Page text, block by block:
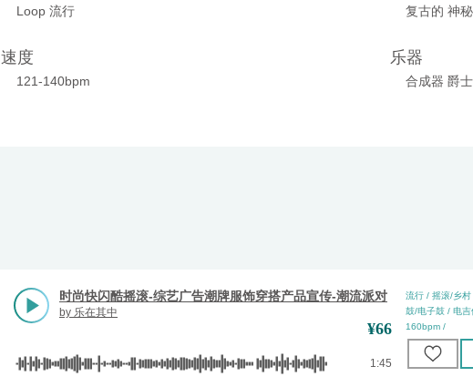
Loop 流行 复古的 神
速度
121-140bpm
乐器
合成器 爵
时尚快闪酷摇滚-综艺广告潮牌服饰穿搭产品宣传-潮流派对
by 乐在其中
¥66
1:45
流行 / 摇滚/乡
鼓/电子鼓 / 电
160bpm /